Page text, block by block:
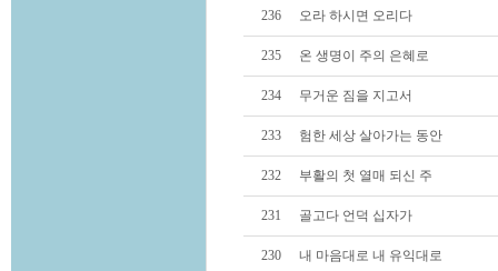
236 오라 하시면 오리다
235 온 생명이 주의 은혜로
234 무거운 짐을 지고서
233 험한 세상 살아가는 동안
232 부활의 첫 열매 되신 주
231 골고다 언덕 십자가
230 내 마음대로 내 유익대로